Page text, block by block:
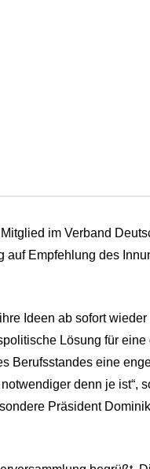
im Verband
Empfehlung des
Ideen ab sofort
Lösung für eine
Berufsstandes eine
denn je ist“,
Präsident